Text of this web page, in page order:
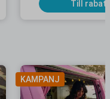
Till
KAMPANJ